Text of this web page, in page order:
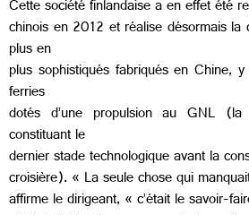
Cette société finlandaise a en effet été
chinois en 2012 et réalise désormais la
plus en
plus sophistiqués fabriqués en Chine,
ferries
dotés d’une propulsion au GNL
constituant le
dernier stade technologique avant la
croisière). « La seule chose qui
affirme le dirigeant, « c’était le savoir-